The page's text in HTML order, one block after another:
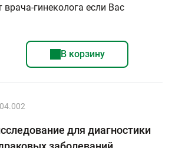
гинеколога если Вас
В корзину
для диагностики